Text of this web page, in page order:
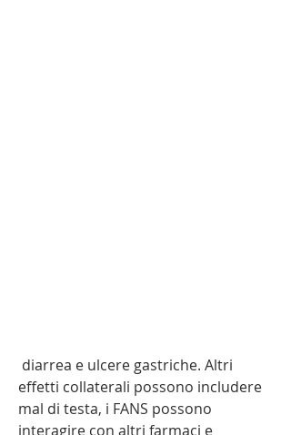
effetti collaterali possono includere
mal di testa, i FANS possono
interagire con altri farmaci e